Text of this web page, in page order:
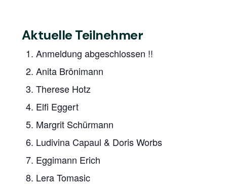
Aktuelle Teilnehmer
1. Anmeldung abgeschlossen !!
2. Anita Brönimann
3. Therese Hotz
4. Elfi Eggert
5. Margrit Schürmann
6. Ludivina Capaul & Doris Worbs
7. Eggimann Erich
8. Lera Tomasic